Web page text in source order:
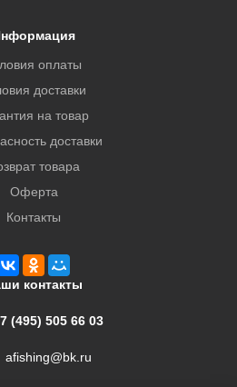
оплаты
доставки
на товар
доставки
товара
Оферта
Контакты
контакты
(495) 505 66 03
afishing@bk.ru